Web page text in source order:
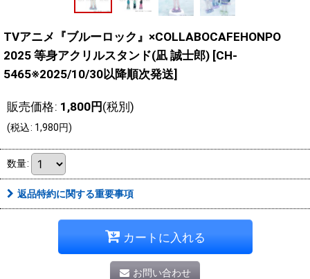
TVアニメ『ブルーロック』×COLLABOCAFEHONPO
2025 等身アクリルスタンド(凪 誠士郎) [CH-
5465※2025/10/30以降順次発送]
販売価格: 1,800円 (税別)
(税込: 1,980円)
数量:
返品特約に関する重要事項
カートに入れる
お問い合わせ